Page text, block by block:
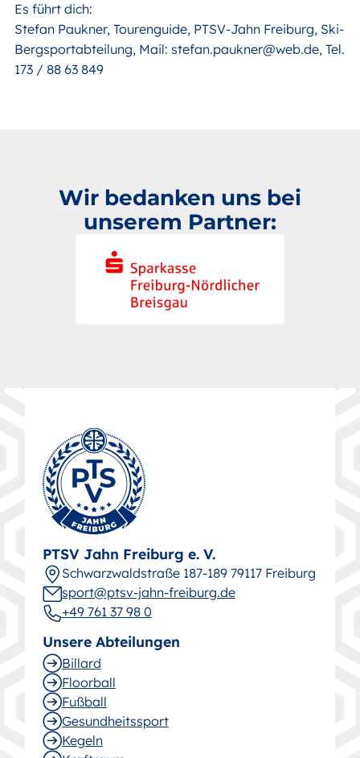
Es führt dich:
Stefan Paukner, Tourenguide, PTSV-Jahn Freiburg, Ski-
Bergsportabteilung, Mail: stefan.paukner@web.de, Tel.
173 / 88 63 849
Wir bedanken uns bei
unserem Partner:
PTSV Jahn Freiburg e. V.
Schwarz­wald­straße 187-189 79117 Freiburg
sport@ptsv-jahn-freiburg.de
+49 761 37 98 0
Unsere Abteilungen
Billard
Floorball
Fußball
Gesund­heitssport
Kegeln